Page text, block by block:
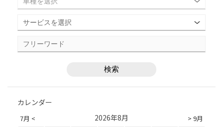
カレンダー
7月 < > 9月
2026年8月